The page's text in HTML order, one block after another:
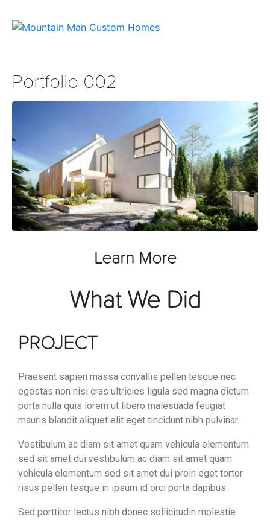
Portfolio 002
Learn More
What We Did
PROJECT
Praesent sapien massa convallis pellen tesque nec
egestas non nisi cras ultricies ligula sed magna dictum
porta nulla quis lorem ut libero malesuada feugiat
mauris blandit aliquet elit eget tincidunt nibh pulvinar.
Vestibulum ac diam sit amet quam vehicula elementum
sed sit amet dui vestibulum ac diam sit amet quam
vehicula elementum sed sit amet dui proin eget tortor
risus pellen tesque in ipsum id orci porta dapibus.
Sed porttitor lectus nibh donec sollicitudin molestie